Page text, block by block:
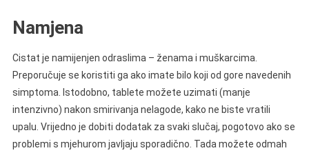
Namjena
Cistat je namijenjen odraslima – ženama i muškarcima.
Preporučuje se koristiti ga ako imate bilo koji od gore navedenih
simptoma. Istodobno, tablete možete uzimati (manje
intenzivno) nakon smirivanja nelagode, kako ne biste vratili
upalu. Vrijedno je dobiti dodatak za svaki slučaj, pogotovo ako se
problemi s mjehurom javljaju sporadično. Tada možete odmah